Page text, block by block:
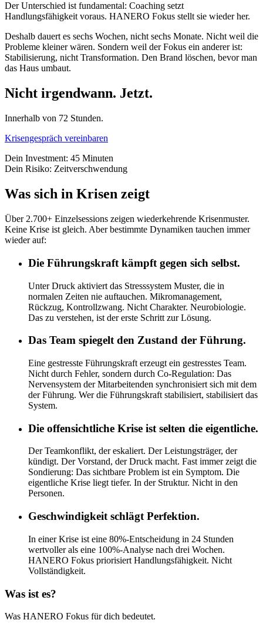
Der Unterschied ist fundamental: Coaching setzt
Handlungsfähigkeit voraus. HANERO Fokus stellt sie wieder her.
Deshalb dauert es sechs Wochen, nicht sechs Monate. Nicht weil die
Probleme kleiner wären. Sondern weil der Fokus ein anderer ist:
Stabilisierung, nicht Transformation. Den Brand löschen, bevor man
das Haus umbaut.
Nicht irgendwann. Jetzt.
Innerhalb von 72 Stunden.
Krisengespräch vereinbaren
Dein Investment: 45 Minuten
Dein Risiko: Zeitverschwendung
Was sich in Krisen zeigt
Über 2.700+ Einzelsessions zeigen wiederkehrende Krisenmuster.
Keine Krise ist gleich. Aber bestimmte Dynamiken tauchen immer
wieder auf:
Die Führungskraft kämpft gegen sich selbst.
Unter Druck aktiviert das Stresssystem Muster, die in
normalen Zeiten nie auftauchen. Mikromanagement,
Rückzug, Kontrollzwang. Nicht Charakter. Neurobiologie.
Das zu verstehen, ist der erste Schritt zur Lösung.
Das Team spiegelt den Zustand der Führung.
Eine gestresste Führungskraft erzeugt ein gestresstes Team.
Nicht durch Fehler, sondern durch Co-Regulation: Das
Nervensystem der Mitarbeitenden synchronisiert sich mit dem
der Führung. Wer die Führungskraft stabilisiert, stabilisiert das
System.
Die offensichtliche Krise ist selten die eigentliche.
Der Teamkonflikt, der eskaliert. Der Leistungsträger, der
kündigt. Der Vorstand, der Druck macht. Fast immer zeigt die
Sondierung: Das sichtbare Problem ist ein Symptom. Die
eigentliche Krise liegt tiefer. In der Struktur. Nicht in den
Personen.
Geschwindigkeit schlägt Perfektion.
In einer Krise ist eine 80%-Entscheidung in 24 Stunden
wertvoller als eine 100%-Analyse nach drei Wochen.
HANERO Fokus priorisiert Handlungsfähigkeit. Nicht
Vollständigkeit.
Was ist es?
Was HANERO Fokus für dich bedeutet.